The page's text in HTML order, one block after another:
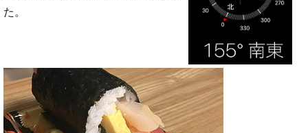
た。